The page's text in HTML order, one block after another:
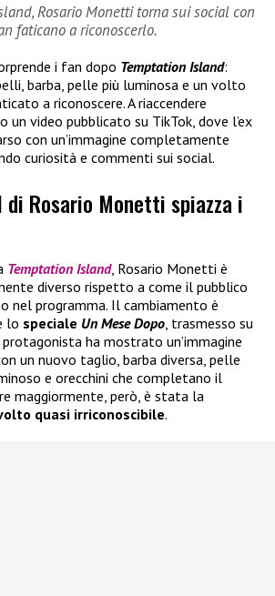
Rosario Monetti torna sui social con
faticano a riconoscerlo.
i fan dopo Temptation Island:
barba, pelle più luminosa e un volto
a riconoscere. A riaccendere
un video pubblicato su TikTok, dove l’ex
con un’immagine completamente
curiosità e commenti sui social.
Rosario Monetti spiazza i
Temptation Island, Rosario Monetti è
diverso rispetto a come il pubblico
nel programma. Il cambiamento è
lo speciale Un Mese Dopo, trasmesso su
protagonista ha mostrato un’immagine
un nuovo taglio, barba diversa, pelle
e orecchini che completano il
maggiormente, però, è stata la
quasi irriconoscibile.